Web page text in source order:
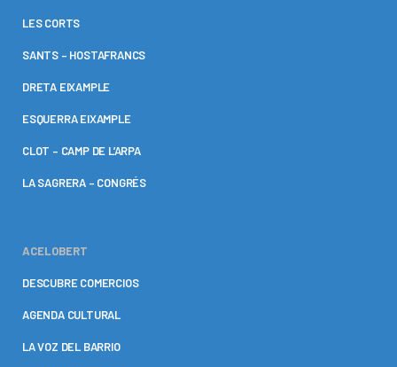
LES CORTS
SANTS – HOSTAFRANCS
DRETA EIXAMPLE
ESQUERRA EIXAMPLE
CLOT – CAMP DE L’ARPA
LA SAGRERA – CONGRÉS
ACELOBERT
DESCUBRE COMERCIOS
AGENDA CULTURAL
LA VOZ DEL BARRIO